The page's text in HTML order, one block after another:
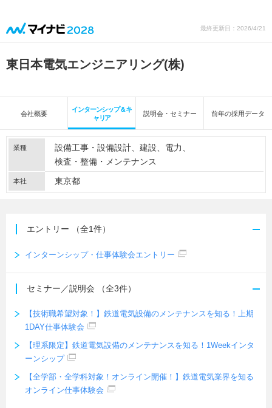
最終更新日：2026/4/21
東日本電気エンジニアリング(株)
会社概要
インターンシップ＆キ
ャリア
説明会・セミナー 前年の採用データ
業種 設備工事・設備設計 建設
電力
検査・整備・メンテナンス
本社 東京都
エントリー （全1件）
インターンシップ・仕事体験会エントリー
セミナー／説明会 （全3件）
【技術職希望対象！】鉄道電気設備のメンテナンスを知る！上期
1DAY仕事体験会
【理系限定】鉄道電気設備のメンテナンスを知る！1Weekインタ
ーンシップ
【全学部・全学科対象！オンライン開催！】鉄道電気業界を知る
オンライン仕事体験会